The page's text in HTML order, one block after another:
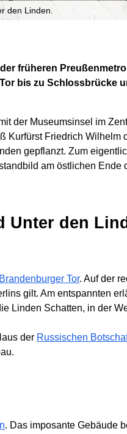
den Linden.
früheren
bis zu Schlossbrücke
der Museumsinsel im
Friedrich Wilhelm
gepflanzt. Zum
am östlichen Ende
Unter den
Brandenburger Tor. Auf der
gilt. Am entspannten
Linden Schatten, in der
der Russischen
. Das imposante Gebäude